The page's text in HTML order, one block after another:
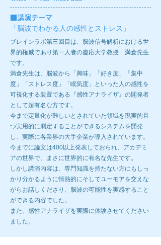
講演テーマ
「脳波でわかる人の感性とストレス」
ブレインラボ第三回目は、脳波信号解析における世
界的権威であり第一人者の慶応大学教授 満倉先生
です。
満倉先生は、脳波から「興味」「好き度」「集中
度」「ストレス度」「眠気度」といった人の感性を
可視化する装置である『感性アナライザ』の開発者
として超有名な方です。
今まで定量化が難しいとされていた領域を現実的且
つ実用的に測定することができるシステムを開発
し、実際に各業界の大手企業が導入されています。
今までに論文は400以上発表しておられ、アカデミ
アの世界で、まさに世界的に有名な先生です。
しかし講演内容は、専門知識を持たない方にもしっ
かり分かるように情熱的にそしてユーモアを交えな
がらお話しくださり、脳波の可能性を実感すること
ができる内容でした。
また、感性アナライザを実際に体験させてください
ました。